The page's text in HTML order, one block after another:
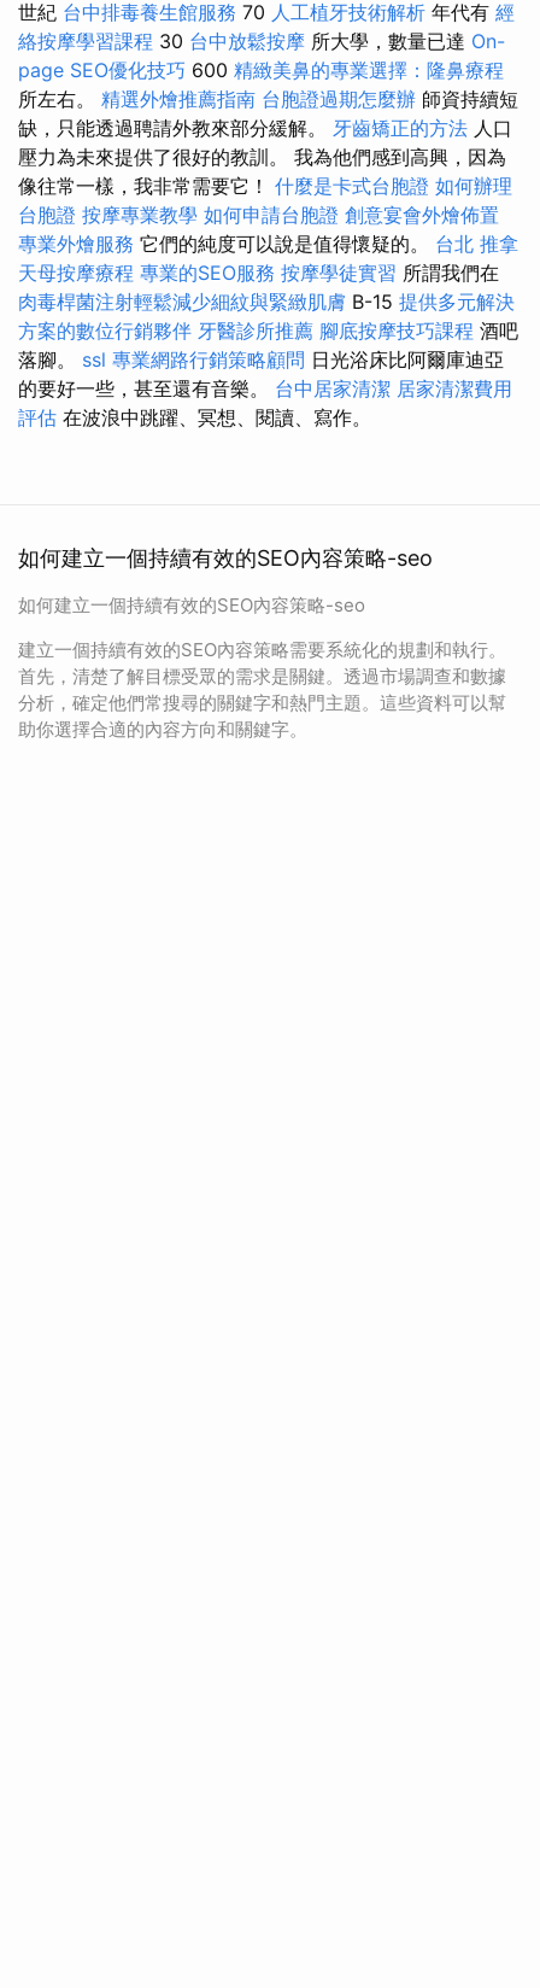
世紀 台中排毒養生館服務 70 人工植牙技術解析 年代有 經
絡按摩學習課程 30 台中放鬆按摩 所大學，數量已達 On-
page SEO優化技巧 600 精緻美鼻的專業選擇：隆鼻療程
所左右。 精選外燴推薦指南 台胞證過期怎麼辦 師資持續短
缺，只能透過聘請外教來部分緩解。 牙齒矯正的方法 人口
壓力為未來提供了很好的教訓。 我為他們感到高興，因為
像往常一樣，我非常需要它！ 什麼是卡式台胞證 如何辦理
台胞證 按摩專業教學 如何申請台胞證 創意宴會外燴佈置
專業外燴服務 它們的純度可以說是值得懷疑的。 台北 推拿
天母按摩療程 專業的SEO服務 按摩學徒實習 所謂我們在
肉毒桿菌注射輕鬆減少細紋與緊緻肌膚 B-15 提供多元解決
方案的數位行銷夥伴 牙醫診所推薦 腳底按摩技巧課程 酒吧
落腳。 ssl 專業網路行銷策略顧問 日光浴床比阿爾庫迪亞
的要好一些，甚至還有音樂。 台中居家清潔 居家清潔費用
評估 在波浪中跳躍、冥想、閱讀、寫作。
如何建立一個持續有效的SEO內容策略-seo
如何建立一個持續有效的SEO內容策略-seo
建立一個持續有效的SEO內容策略需要系統化的規劃和執行。
首先，清楚了解目標受眾的需求是關鍵。透過市場調查和數據
分析，確定他們常搜尋的關鍵字和熱門主題。這些資料可以幫
助你選擇合適的內容方向和關鍵字。